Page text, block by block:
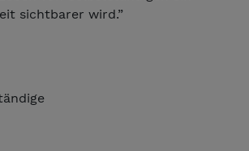
sichtbarer wird.”